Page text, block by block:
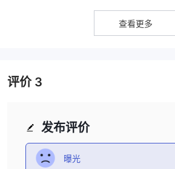
the spread is still wider than what I
other brokers with tighter spreads.
查看更多
发布评价
曝光
评价3